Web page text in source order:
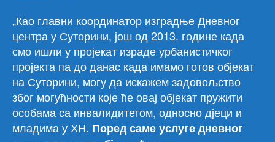
„Као главни координатор изградње Дневног
центра у Суторини, још од 2013. године када
смо ишли у пројекат израде урбанистичког
пројекта па до данас када имамо готов објекат
на Суторини, могу да искажем задовољство
због могућности које ће овај објекат пружити
особама са инвалидитетом, односно дјеци и
младима у ХН. Поред саме услуге дневног